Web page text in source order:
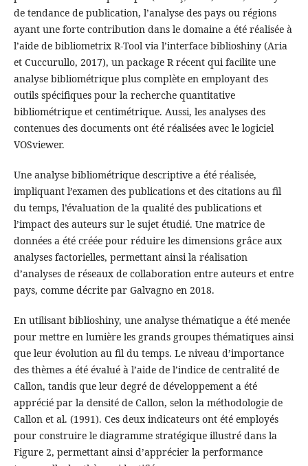
de tendance de publication, l’analyse des pays ou régions
ayant une forte contribution dans le domaine a été réalisée à
l’aide de bibliometrix R-Tool via l’interface biblioshiny (Aria
et Cuccurullo, 2017), un package R récent qui facilite une
analyse bibliométrique plus complète en employant des
outils spécifiques pour la recherche quantitative
bibliométrique et centimétrique. Aussi, les analyses des
contenues des documents ont été réalisées avec le logiciel
VOSviewer.
Une analyse bibliométrique descriptive a été réalisée,
impliquant l’examen des publications et des citations au fil
du temps, l’évaluation de la qualité des publications et
l’impact des auteurs sur le sujet étudié. Une matrice de
données a été créée pour réduire les dimensions grâce aux
analyses factorielles, permettant ainsi la réalisation
d’analyses de réseaux de collaboration entre auteurs et entre
pays, comme décrite par Galvagno en 2018.
En utilisant biblioshiny, une analyse thématique a été menée
pour mettre en lumière les grands groupes thématiques ainsi
que leur évolution au fil du temps. Le niveau d’importance
des thèmes a été évalué à l’aide de l’indice de centralité de
Callon, tandis que leur degré de développement a été
apprécié par la densité de Callon, selon la méthodologie de
Callon et al. (1991). Ces deux indicateurs ont été employés
pour construire le diagramme stratégique illustré dans la
Figure 2, permettant ainsi d’apprécier la performance